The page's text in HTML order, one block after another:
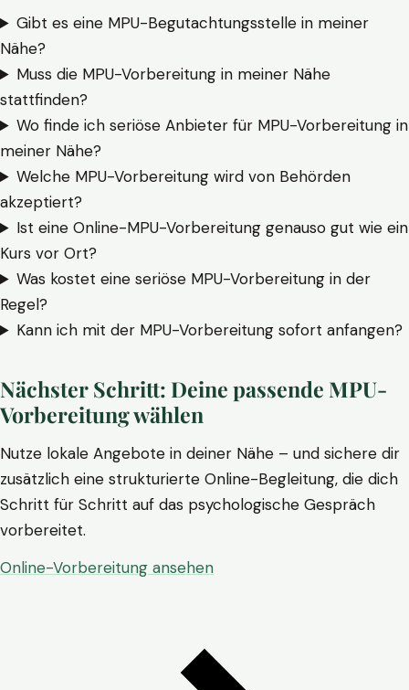
Gibt es eine MPU-Begutachtungsstelle in meiner
Nähe?
Muss die MPU-Vorbereitung in meiner Nähe
stattfinden?
Wo finde ich seriöse Anbieter für MPU-Vorbereitung in
meiner Nähe?
Welche MPU-Vorbereitung wird von Behörden
akzeptiert?
Ist eine Online-MPU-Vorbereitung genauso gut wie ein
Kurs vor Ort?
Was kostet eine seriöse MPU-Vorbereitung in der
Regel?
Kann ich mit der MPU-Vorbereitung sofort anfangen?
Nächster Schritt: Deine passende MPU-
Vorbereitung wählen
Nutze lokale Angebote in deiner Nähe – und sichere dir
zusätzlich eine strukturierte Online-Begleitung, die dich
Schritt für Schritt auf das psychologische Gespräch
vorbereitet.
Online-Vorbereitung ansehen